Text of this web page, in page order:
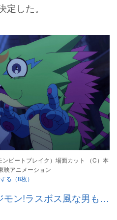
した。
ンビートブレイク）場面カット （C）本
映アニメーション
る（8枚）
モン!ラスボス風な男も…